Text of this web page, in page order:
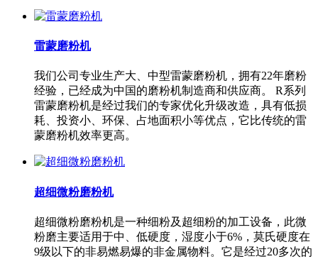
雷蒙磨粉机
我们公司专业生产大、中型雷蒙磨粉机，拥有22年磨粉
经验，已经成为中国的磨粉机制造商和供应商。 R系列
雷蒙磨粉机是经过我们的专家优化升级改造，具有低损
耗、投资小、环保、占地面积小等优点，它比传统的雷
蒙磨粉机效率更高。
超细微粉磨粉机
超细微粉磨粉机是一种细粉及超细粉的加工设备，此微
粉磨主要适用于中、低硬度，湿度小于6%，莫氏硬度在
9级以下的非易燃易爆的非金属物料。它是经过20多次的